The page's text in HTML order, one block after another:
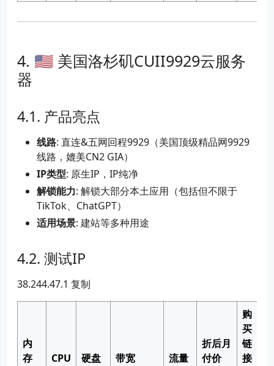
🇺🇸 美国洛杉矶CUII9929云服务
器
产品亮点
线路: 直连&五网回程9929（美国顶级精品网9929
线路，媲美CN2 GIA）
IP类型: 原生IP，IP纯净
解锁能力: 解锁大部分本土应用（包括但不限于
TikTok、ChatGPT）
适用场景: 建站等多种用途
测试IP
38.244.47.1 复制
内
存
CPU 硬盘 带宽 流量
折后月
付价
购
买
链
接